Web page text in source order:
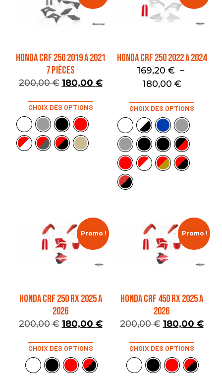
HONDA CRF 250 2019 A 2021
7 PIÈCES
200,00€ 180,00 €
CHOIX DES OPTIONS
HONDA CRF 250 2022 A 2024
169,20 € –
180,00 €
CHOIX DES OPTIONS
Promo !
HONDA CRF 250 RX 2025 A
2026
200,00€ 180,00 €
CHOIX DES OPTIONS
Promo !
HONDA CRF 450 RX 2025 A
2026
200,00€ 180,00 €
CHOIX DES OPTIONS